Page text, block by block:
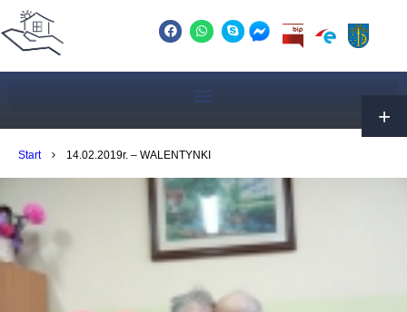
Start 14.02.2019r. – WALENTYNKI